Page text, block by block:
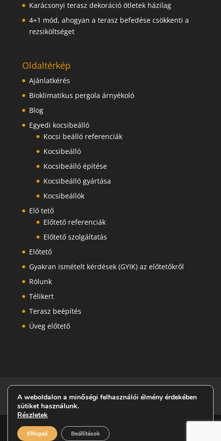
Karácsonyi terasz dekoráció ötletek házilag
4+1 mód, ahogyan a terasz befedése csökkenti a
rezsiköltséget
Oldaltérkép
Ajánlatkérés
Bioklimatikus pergola árnyékoló
Blog
Egyedi kocsibeálló
Kocsi beálló referenciák
Kocsibeálló
Kocsibeálló építése
Kocsibeálló gyártása
Kocsibeállók
Elő tető
Előtető referenciák
Előtető szolgáltatás
Előtető
Gyakran ismételt kérdések (GYIK) az előtetőkről
Rólunk
Télikert
Terasz beépítés
Üveg előtető
Ajánlatkérés
A weboldalon a minőségi felhasználói élmény érdekében
sütiket használunk.
Részletek
Elfogad Beállítások